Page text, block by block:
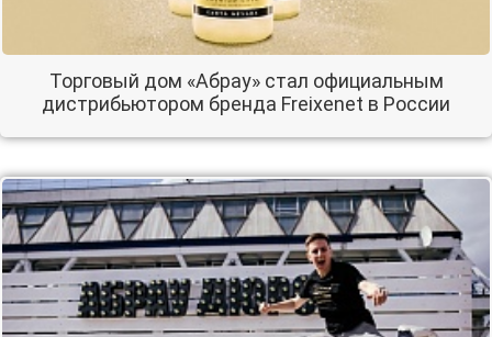
Торговый дом «Абрау» стал официальным
дистрибьютором бренда Freixenet в России